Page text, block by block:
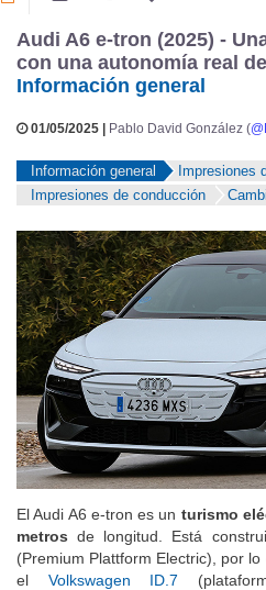
Audi A6 e-tron (2025) -
con una autonomía real
Información general
01/05/2025 | Pablo David González (
Información general
Impresiones
Impresiones de conducción
El Audi A6 e-tron es un turismo
metros de longitud. Está
(Premium Plattform Electric), por
el Volkswagen ID.7